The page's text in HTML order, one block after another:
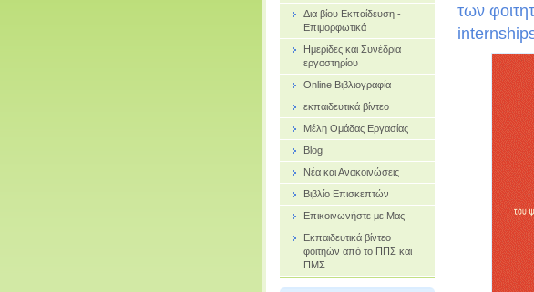
των
Δια βίου Εκπαίδευση -
Επιμορφωτικά
Ημερίδες και Συνέδρια
εργαστηρίου
Online Βιβλιογραφία
εκπαιδευτικά βίντεο
Μέλη Ομάδας Εργασίας
Blog
Νέα και Ανακοινώσεις
Βιβλίο Επισκεπτών
Επικοινωνήστε με Μας
Εκπαιδευτικά βίντεο
φοιτηών από το ΠΠΣ και
ΠΜΣ